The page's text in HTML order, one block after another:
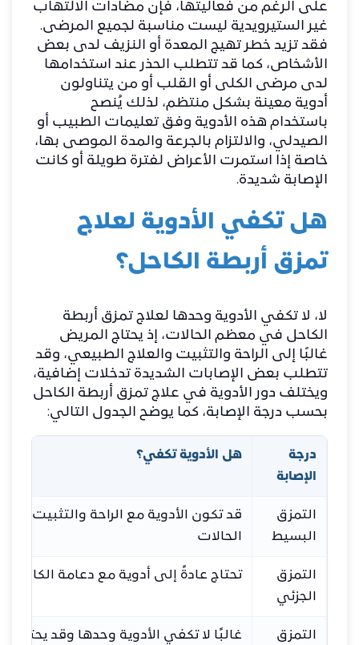
على الرغم من فعاليتها، فإن مضادات الالتهاب
غير الستيرويدية ليست مناسبة لجميع المرضى.
فقد تزيد خطر تهيج المعدة أو النزيف لدى بعض
الأشخاص، كما قد تتطلب الحذر عند استخدامها
لدى مرضى الكلى أو القلب أو من يتناولون
أدوية معينة بشكل منتظم، لذلك يُنصح
باستخدام هذه الأدوية وفق تعليمات الطبيب أو
الصيدلي، والالتزام بالجرعة والمدة الموصى بها،
خاصة إذا استمرت الأعراض لفترة طويلة أو كانت
الإصابة شديدة.
هل تكفي الأدوية لعلاج
تمزق أربطة الكاحل؟
لا، لا تكفي الأدوية وحدها لعلاج تمزق أربطة
الكاحل في معظم الحالات، إذ يحتاج المريض
غالبًا إلى الراحة والتثبيت والعلاج الطبيعي، وقد
تتطلب بعض الإصابات الشديدة تدخلات إضافية،
ويختلف دور الأدوية في علاج تمزق أربطة الكاحل
بحسب درجة الإصابة، كما يوضح الجدول التالي:
درجة
الإصابة
هل الأدوية تكفي؟
التمزق
البسيط
قد تكون الأدوية مع الراحة والتثبيت
الحالات
التمزق
الجزئي
تحتاج عادةً إلى أدوية مع دعامة الكاحل
التمزق
غالبًا لا تكفي الأدوية وحدها وقد يحتاج